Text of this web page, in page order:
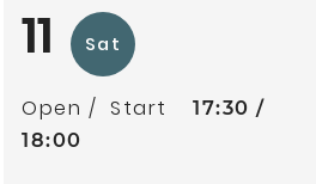
11 Sat
Open Start
17:30
18:00